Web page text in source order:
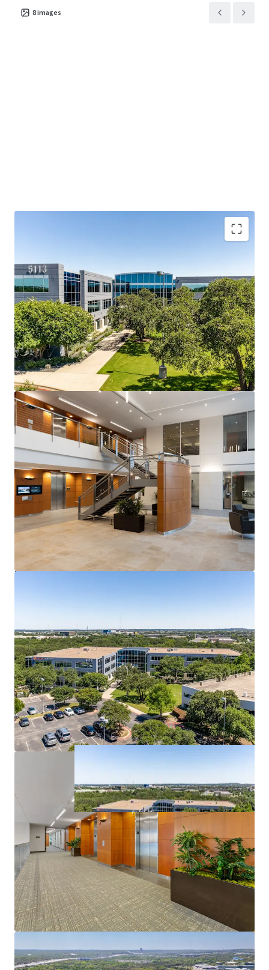
8images
Southwest Austin: Accessible, Affluent, and In Demand
Travis Oaks sits at the intersection of MoPac, Loop 360,
and Southwest Parkway and is surrounded by Austin’s most
affluent residential neighborhoods and top-ranked
schools, creating a live-work dynamic that drives durable,
long-term office demand.
Southwest Parkway: Austin’s Most Durable Office
Corridor
A 2.6M SF micro-market running at just 5.3% direct
vacancy, benefitting from a structurally supply-
constrained corridor where topography, regulatory
controls, and land scarcity have created high barriers to
entry and a competitive set that is effectively full.
Lease-Up Opportunity with Visible Value Creation
At 78.6% occupied, Travis Oaks offers a suite-by-suite
lease-up opportunity with a clear path to stabilization
that drives meaningful NOI growth and exit value
expansion.
Institutional Tenancy Anchored by Global Technology
professional services roster that reflects the caliber of
tenancy Southwest Austin consistently attracts and
retains.